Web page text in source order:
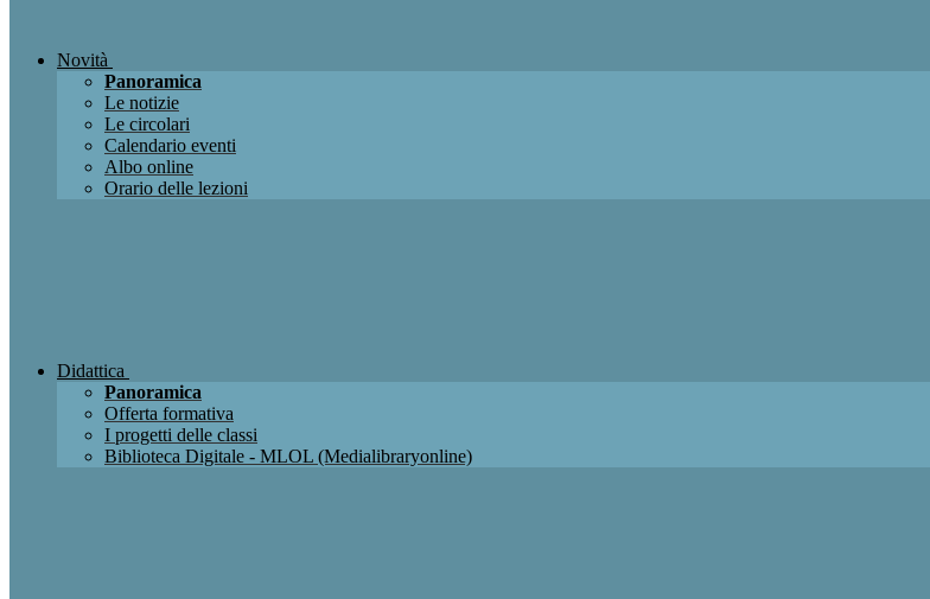
Novità
Panoramica
Le notizie
Le circolari
Calendario eventi
Albo online
Orario delle lezioni
Didattica
Panoramica
Offerta formativa
I progetti delle classi
Biblioteca Digitale - MLOL (Medialibraryonline)